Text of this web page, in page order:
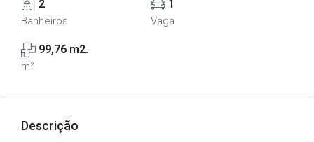
2
Banheiros
1
Vaga
99,76 m2.
m²
Descrição